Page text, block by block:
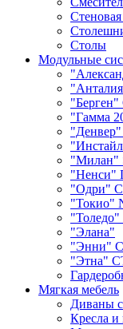
Столы
Модульные
"Гамма
"Милан"
"Ненси"
"Одри"
"Токио"
"Толедо"
"Элана"
"Энни"
"Этна"
Мягкая мебель
Диваны
Кресла